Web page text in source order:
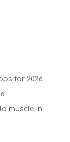
for 2026
muscle in